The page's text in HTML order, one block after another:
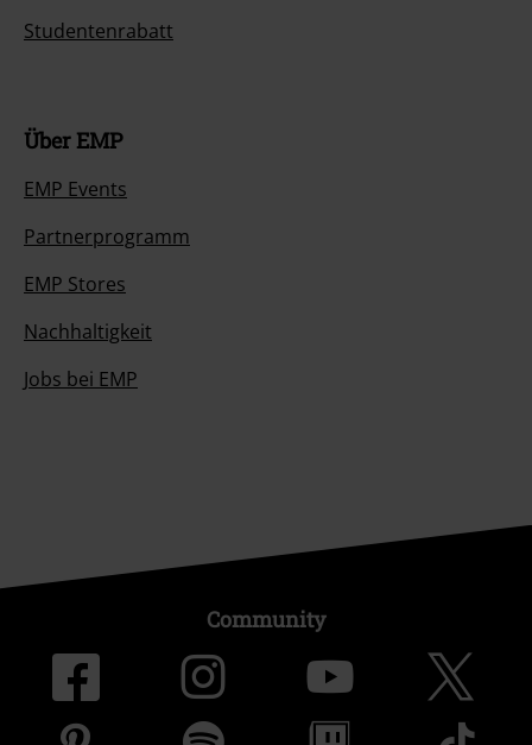
Studentenrabatt
Über EMP
EMP Events
Partnerprogramm
EMP Stores
Nachhaltigkeit
Jobs bei EMP
Community